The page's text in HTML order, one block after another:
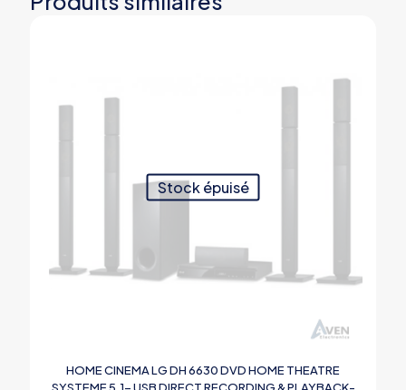
Stock épuisé
HOME CINEMA LG DH 6630 DVD HOME THEATRE